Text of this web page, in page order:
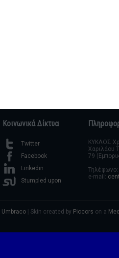
Κοινωνικά Δίκτυα
Twitter
Facebook
Linkedin
Stumpled upon
ΚΥΚΛΟΣ
Χαριλάου
79
Τηλέφωνο:
e-mail:
Umbraco | Skin created by Piccors on a